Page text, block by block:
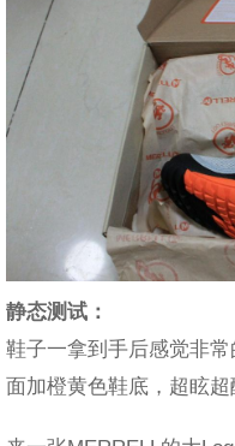
静态测试：
鞋子一拿到手后感觉非
面加橙黄色鞋底，超眩超